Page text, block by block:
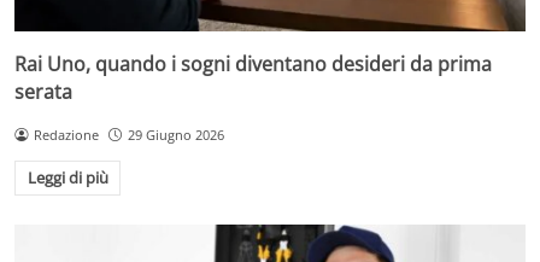
Rai Uno, quando i sogni diventano desideri da prima
serata
Redazione 29 Giugno 2026
Leggi di più